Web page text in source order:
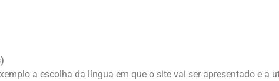
a escolha da língua em que o site vai ser apresentado e a